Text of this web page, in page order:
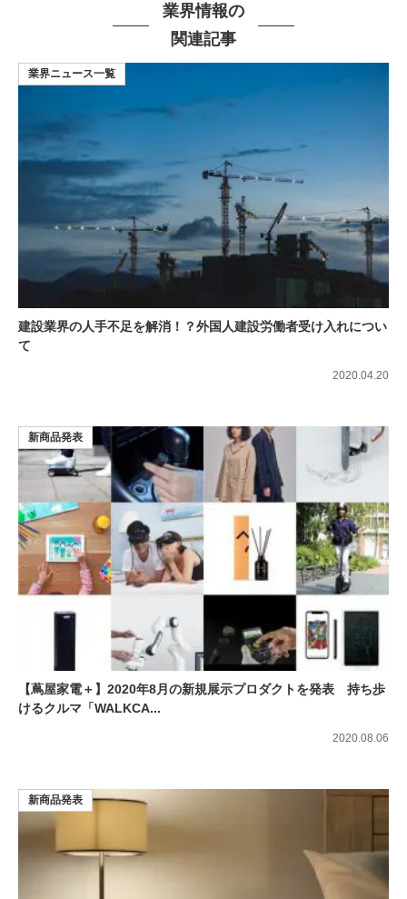
業界情報の
関連記事
建設業界の人手不足を解消！？外国人建設労働者受け入れについ
て
業界ニュース一覧
2020.04.20
【蔦屋家電＋】2020年8月の新規展示プロダクトを発表 持ち歩
けるクルマ「WALKCA...
新商品発表
2020.08.06
新商品発表